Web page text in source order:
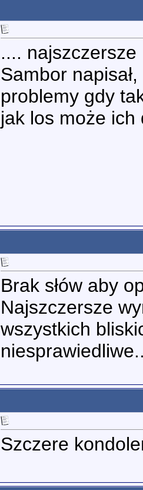
....
Sambor
problemy gdy
jak los może ich
Brak słów aby
Najszczersze
wszystkich
Szczere